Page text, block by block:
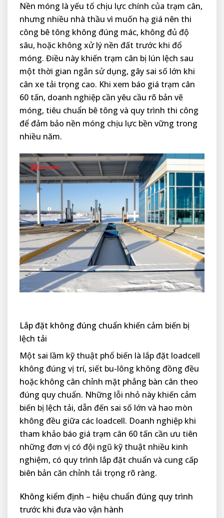
Nền móng là yếu tố chịu lực chính của trạm cân,
nhưng nhiều nhà thầu vì muốn hạ giá nên thi
công bê tông không đúng mác, không đủ độ
sâu, hoặc không xử lý nền đất trước khi đổ
móng. Điều này khiến trạm cân bị lún lệch sau
một thời gian ngắn sử dụng, gây sai số lớn khi
cân xe tải trọng cao. Khi xem báo giá trạm cân
60 tấn, doanh nghiệp cần yêu cầu rõ bản vẽ
móng, tiêu chuẩn bê tông và quy trình thi công
để đảm bảo nền móng chịu lực bền vững trong
nhiều năm.
Lắp đặt không đúng chuẩn khiến cảm biến bị
lệch tải
Một sai lầm kỹ thuật phổ biến là lắp đặt loadcell
không đúng vị trí, siết bu-lông không đồng đều
hoặc không cân chỉnh mặt phẳng bàn cân theo
đúng quy chuẩn. Những lỗi nhỏ này khiến cảm
biến bị lệch tải, dẫn đến sai số lớn và hao mòn
không đều giữa các loadcell. Doanh nghiệp khi
tham khảo báo giá trạm cân 60 tấn cần ưu tiên
những đơn vị có đội ngũ kỹ thuật nhiều kinh
nghiệm, có quy trình lắp đặt chuẩn và cung cấp
biên bản căn chỉnh tải trọng rõ ràng.
Không kiểm định – hiệu chuẩn đúng quy trình
trước khi đưa vào vận hành